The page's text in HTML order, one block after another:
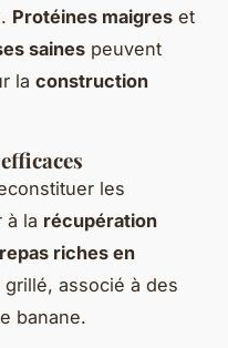
Protéines maigres et
saines peuvent
la construction
les
à la récupération
repas riches en
associé à des
banane.